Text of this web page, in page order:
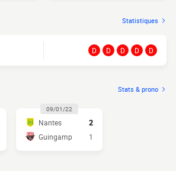
Statistiques
D D D D D
Stats & prono
09/01/22
Nantes
2
Guingamp
1